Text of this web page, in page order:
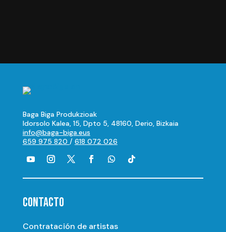
Baga Biga Produkzioak
Idorsolo Kalea, 15, Dpto 5, 48160, Derio, Bizkaia
info@baga-biga.eus
659 975 820 / 618 072 026
CONTACTO
Contratación de artistas